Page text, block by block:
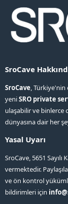
SroCave
SroCave,
yeniSRO private
ulaşabilir ve binlerce
dünyasına dair her
Yasal Uyarı
SroCave, 5651
vermektedir.
ve ön kontrol
bildirimleri için